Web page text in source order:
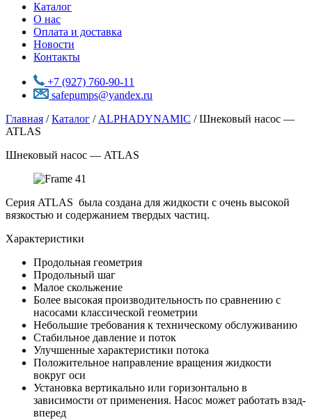
Каталог
О нас
Оплата и доставка
Новости
Контакты
+7 (927) 760-90-11
safepumps@yandex.ru
Главная /Каталог /ALPHADYNAMIC / Шнековый насос —
ATLAS
Шнековый насос — ATLAS
Серия ATLAS была создана для жидкости с очень высокой
вязкостью и содержанием твердых частиц.
Характеристики
Продольная геометрия
Продольный шаг
Малое скольжение
Более высокая производительность по сравнению с
насосами классической геометрии
Небольшие требования к техническому обслуживанию
Стабильное давление и поток
Улучшенные характеристики потока
Положительное направление вращения жидкости
вокруг оси
Установка вертикально или горизонтально в
зависимости от применения. Насос может работать взад-
вперед